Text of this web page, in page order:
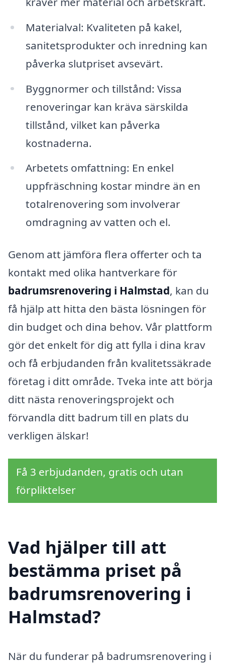
Materialval: Kvaliteten på kakel,
sanitetsprodukter och inredning kan
påverka slutpriset avsevärt.
Byggnormer och tillstånd: Vissa
renoveringar kan kräva särskilda
tillstånd, vilket kan påverka
kostnaderna.
Arbetets omfattning: En enkel
uppfräschning kostar mindre än en
totalrenovering som involverar
omdragning av vatten och el.
Genom att jämföra flera offerter och ta
kontakt med olika hantverkare för
badrumsrenovering i Halmstad, kan du
få hjälp att hitta den bästa lösningen för
din budget och dina behov. Vår plattform
gör det enkelt för dig att fylla i dina krav
och få erbjudanden från kvalitetssäkrade
företag i ditt område. Tveka inte att börja
ditt nästa renoveringsprojekt och
förvandla ditt badrum till en plats du
verkligen älskar!
Få 3 erbjudanden, gratis och utan
förpliktelser
Vad hjälper till att
bestämma priset på
badrumsrenovering i
Halmstad?
När du funderar på badrumsrenovering i